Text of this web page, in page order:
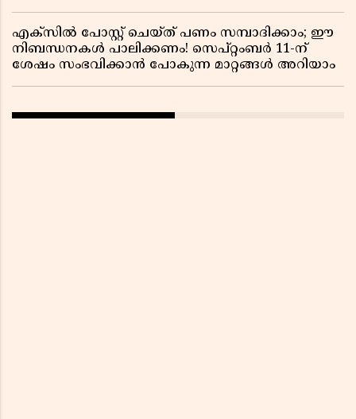
എക്സിൽ പോസ്റ്റ് ചെയ്ത് പണം സമ്പാദിക്കാം; ഈ
നിബന്ധനകൾ പാലിക്കണം! സെപ്റ്റംബർ 11-ന്
ശേഷം സംഭവിക്കാൻ പോകുന്ന മാറ്റങ്ങൾ അറിയാം